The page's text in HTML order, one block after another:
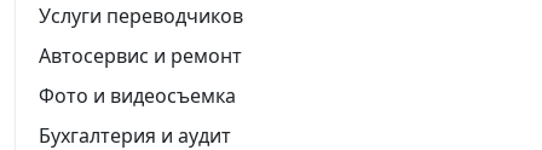
Услуги переводчиков
Автосервис и ремонт
Фото и видеосъемка
Бухгалтерия и аудит